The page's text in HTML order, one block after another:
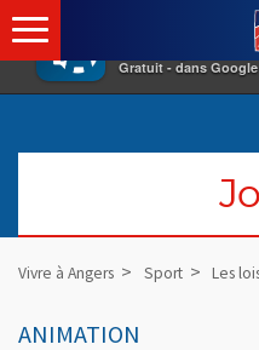
×
Gratuit - dans
Vivre à Angers Sport Les
ANIMATION